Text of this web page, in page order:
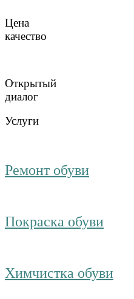
Цена
качество
Открытый
диалог
Услуги
Ремонт обуви
Покраска обуви
Химчистка обуви